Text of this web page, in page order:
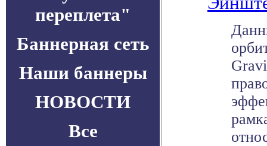
переплета"
Баннерная сеть
Наши баннеры
НОВОСТИ
Все